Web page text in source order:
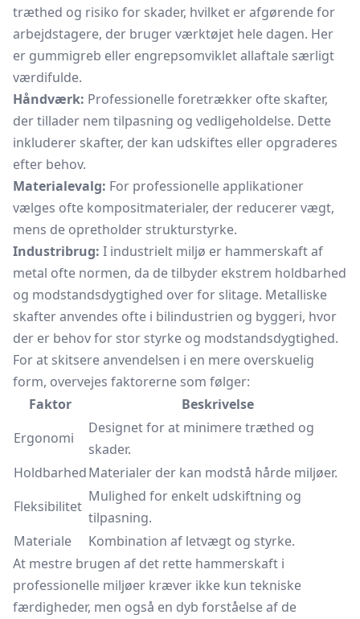
træthed og risiko for skader, hvilket er afgørende for
arbejdstagere, der bruger værktøjet hele dagen. Her
er gummigreb eller engrepsomviklet allaftale særligt
værdifulde.
Håndværk: Professionelle foretrækker ofte skafter,
der tillader nem tilpasning og vedligeholdelse. Dette
inkluderer skafter, der kan udskiftes eller opgraderes
efter behov.
Materialevalg: For professionelle applikationer
vælges ofte kompositmaterialer, der reducerer vægt,
mens de opretholder strukturstyrke.
Industribrug: I industrielt miljø er hammerskaft af
metal ofte normen, da de tilbyder ekstrem holdbarhed
og modstandsdygtighed over for slitage. Metalliske
skafter anvendes ofte i bilindustrien og byggeri, hvor
der er behov for stor styrke og modstandsdygtighed.
For at skitsere anvendelsen i en mere overskuelig
form, overvejes faktorerne som følger:
Faktor
Beskrivelse
Ergonomi
Designet for at minimere træthed og
skader.
HoldbarhedMaterialer der kan modstå hårde miljøer.
Fleksibilitet
Mulighed for enkelt udskiftning og
tilpasning.
Materiale
Kombination af letvægt og styrke.
At mestre brugen af det rette hammerskaft i
professionelle miljøer kræver ikke kun tekniske
færdigheder, men også en dyb forståelse af de